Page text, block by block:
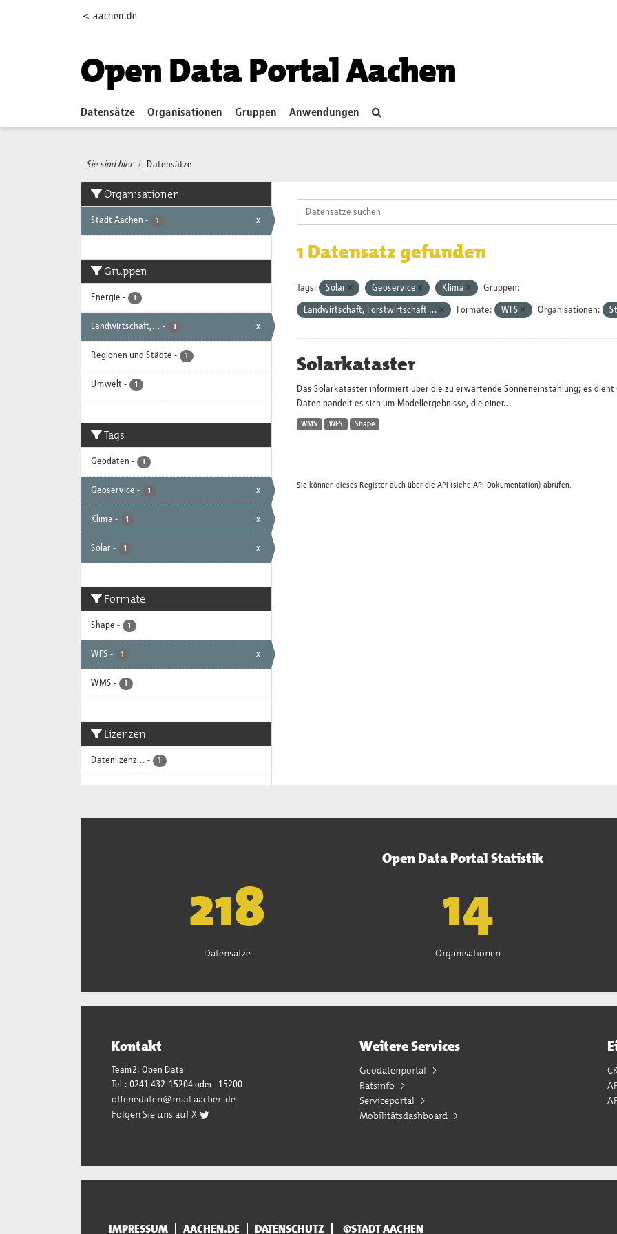
< aachen.de
Open Data Portal Aachen
Datensätze Organisationen Gruppen Anwendungen
Sie sind hier Datensätze
Organisationen
Stadt Aachen - 1 x
Gruppen
Energie - 1
Landwirtschaft,... - 1 x
Regionen und Städte - 1
Umwelt - 1
Tags
Geodaten - 1
Geoservice - 1 x
Klima - 1 x
Solar - 1 x
Formate
Shape - 1
WFS - 1 x
WMS - 1
Lizenzen
Datenlizenz... - 1
1 Datensatz gefunden
Tags: Solar Geoservice Klima Gruppen:
Landwirtschaft, Forstwirtschaft ... Formate: WFS Organisationen:
Solarkataster
Das Solarkataster informiert über die zu erwartende Sonneneinstahlung; es
Daten handelt es sich um Modellergebnisse, die einer...
WMS WFS Shape
Sie können dieses Register auch über die API (siehe API-Dokumentation) abrufen.
Open Data Portal Statistik
221
Datensätze
15
Organisationen
Kontakt
Team2: Open Data
Tel.: 0241 432-15204 oder -15200
offenedaten@mail.aachen.de
Folgen Sie uns auf X
Weitere Services
Geodatenportal
Ratsinfo
Serviceportal
Mobilitätsdashboard
IMPRESSUM AACHEN.DE DATENSCHUTZ ©STADT AACHEN